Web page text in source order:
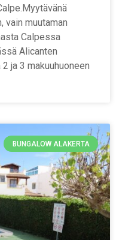
vain muutaman
Calpessa
Alicanten
ja 3 makuuhuoneen
BUNGALOW ALAKERTA